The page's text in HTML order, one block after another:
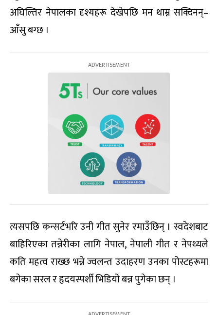
अघिल्तिर नेपालका दृश्यहरू देखेपछि मन थाम्न सक्दिनन्–
आँसु बग्छ ।
त्यसपछि कन्सर्टभरि उनी गीत सुनेर रमाउँछिन् । स्वदेशबाट
बाहिरिएका तन्नेरीका लागि नेपाल, नेपाली गीत र नेपथ्यले
कति महत्व राख्छ भन्ने ज्वलन्त उदाहरण उनका पोस्टहरूमा
बगेका सरल र हृदयस्पर्शी भिडियो बन्न पुगेका छन् ।